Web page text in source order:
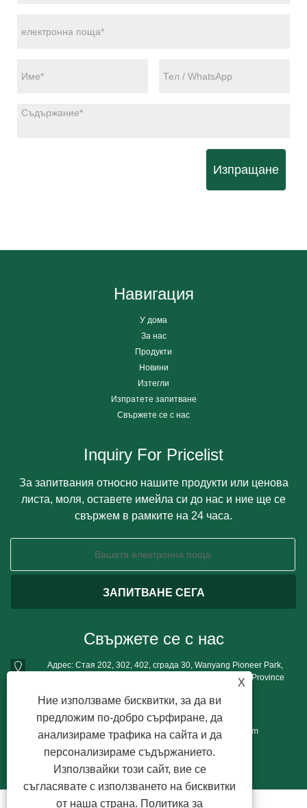
Изпращане
Навигация
У дома
За нас
Продукти
Новини
Изтегли
Изпратете запитване
Свържете се с нас
Inquiry For Pricelist
За запитвания относно нашите продукти или ценова
листа, моля, оставете имейла си до нас и ние ще се
свържем в рамките на 24 часа.
Свържете се с нас
Адрес: Стая 202, 302, 402, сграда 30, Wanyang Pioneer Park,
Qianku Town Cangnan County, Wenzhou city, Zhejiang Province
Тел:
Телефон:+86-13396777698
електронна поща:mushroomgrowbag@163.com
X
Ние използваме бисквитки, за да ви
предложим по-добро сърфиране, да
анализираме трафика на сайта и да
персонализираме съдържанието.
Използвайки този сайт, вие се
съгласявате с използването на бисквитки
от наша страна. Политика за